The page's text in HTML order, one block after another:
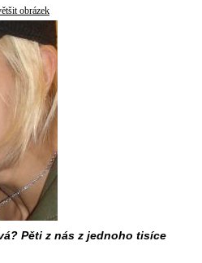
obrázek
Pěti z nás z jednoho tisíce